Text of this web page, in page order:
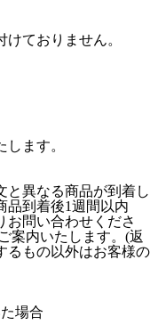
ておりません。
ます。
と異なる商品が到着し
品到着後1週間以内
お問い合わせくださ
案内いたします。(返
るもの以外はお客様の
場合